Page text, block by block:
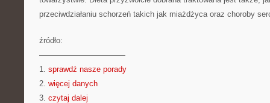
przeciwdziałaniu schorzeń takich jak miażdżyca oraz choroby
źródło:
———————————
1. sprawdź nasze porady
2. więcej danych
3. czytaj dalej